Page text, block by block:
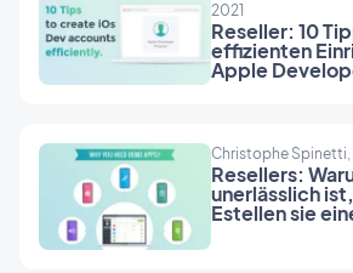
2021
Reseller: 10
effizienten
Apple
Christophe Spinetti,
Resellers:
unerlässlich
Estellen sie